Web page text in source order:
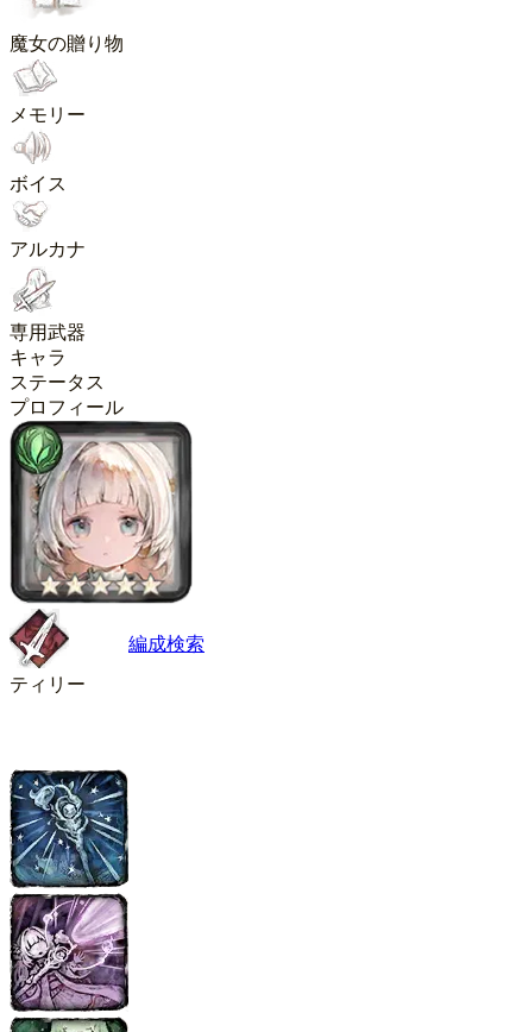
魔女の贈り物
メモリー
ボイス
アルカナ
専用武器
キャラ
ステータス
プロフィール
ティリー
編成検索